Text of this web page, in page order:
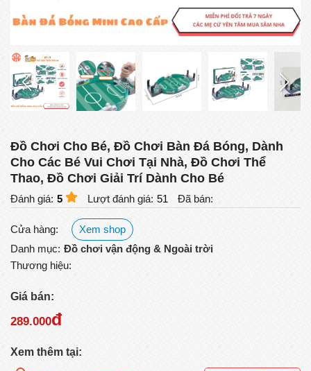
Đồ Chơi Cho Bé, Đồ Chơi Bàn Đá Bóng, Dành
Cho Các Bé Vui Chơi Tại Nhà, Đồ Chơi Thể
Thao, Đồ Chơi Giải Trí Dành Cho Bé
Đánh giá: 5 Lượt đánh giá: 51 Đã bán:
Cửa hàng:
Xem shop
Danh mục: Đồ chơi vận động & Ngoài trời
Thương hiệu:
Giá bán:
289.000đ
Xem thêm tại: